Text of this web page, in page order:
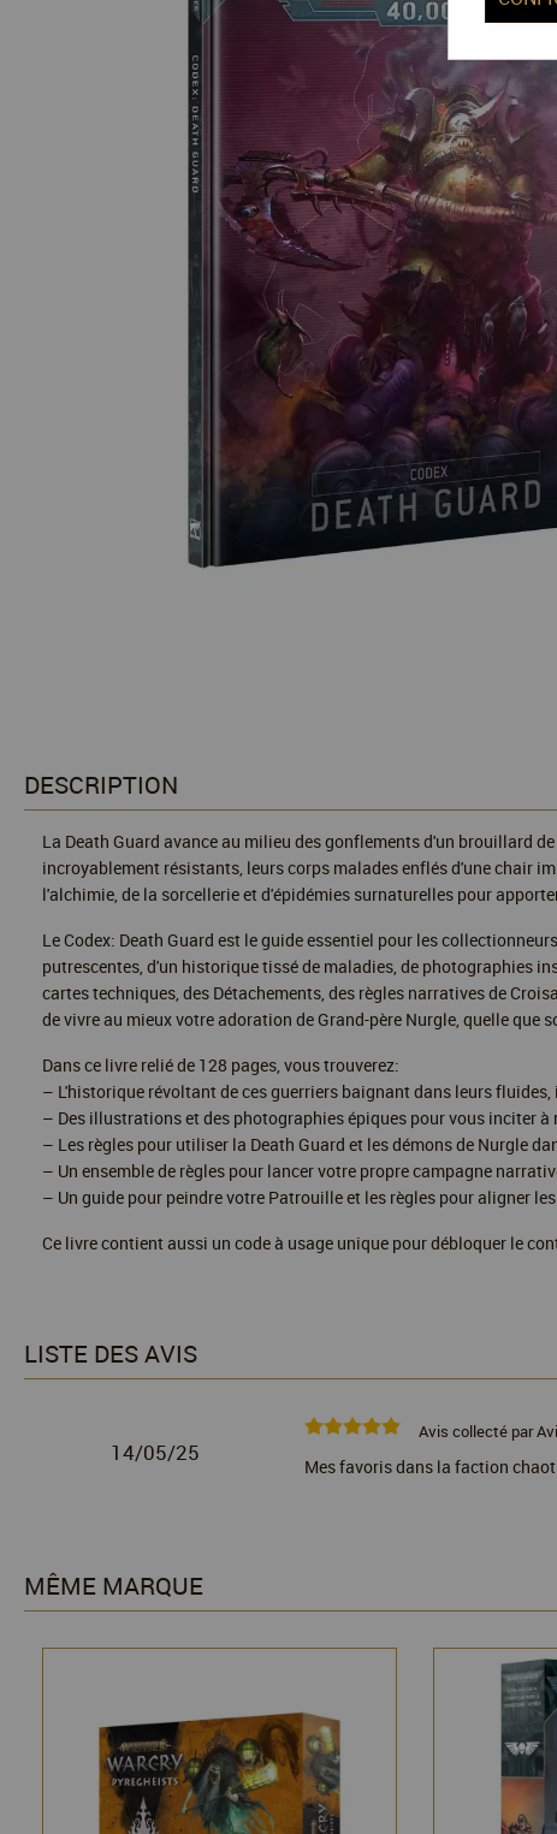
DESCRIPTION
La Death Guard avance au milieu des gonflements d'un brouillard
incroyablement résistants, leurs corps malades enflés d'une chair
l'alchimie, de la sorcellerie et d'épidémies surnaturelles pour
Le Codex: Death Guard est le guide essentiel pour les
putrescentes, d'un historique tissé de maladies, de photographies
cartes techniques, des Détachements, des règles narratives de
de vivre au mieux votre adoration de Grand-père Nurgle, quelle que
Dans ce livre relié de 128 pages, vous trouverez:
– L'historique révoltant de ces guerriers baignant dans leurs
– Des illustrations et des photographies épiques pour vous inciter à
– Les règles pour utiliser la Death Guard et les démons de Nurgle
– Un ensemble de règles pour lancer votre propre campagne
– Un guide pour peindre votre Patrouille et les règles pour aligner
Ce livre contient aussi un code à usage unique pour débloquer le
LISTE DES AVIS
14/05/25
Avis collecté par
Mes favoris dans la faction
MÊME MARQUE